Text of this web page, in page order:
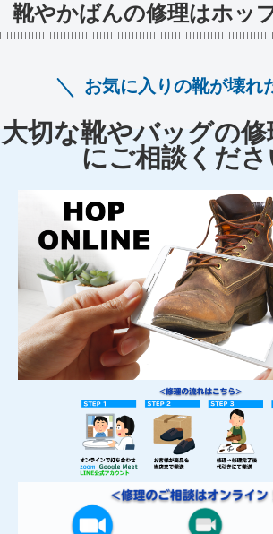
靴やかばんの修理はホッ
お気に入りの靴が壊れ
大切な靴やバッグの
にご相談くださ